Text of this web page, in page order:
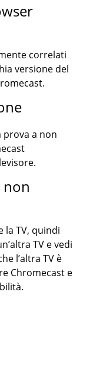
correlati
versione del
prova a non
la TV, quindi
TV e vedi
l’altra TV è
Chromecast e